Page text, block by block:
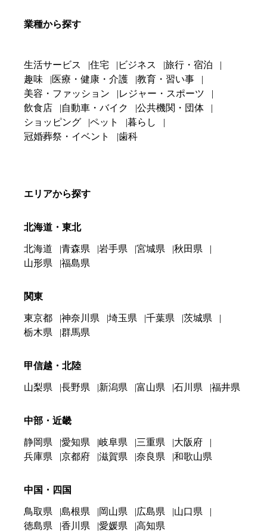
業種から探す
生活サービス 住宅 ビジネス
旅行・宿泊
趣味
医療・健康・介護
教育・習い事
美容・ファッション
レジャー・スポーツ
飲食店
自動車・バイク
公共機関・団体
ショッピング
ペット
暮らし
冠婚葬祭・イベント
歯科
エリアから探す
北海道・東北
北海道 青森県 岩手県 宮城県
秋田県
山形県
福島県
関東
東京都 神奈川県 埼玉県 千葉県
茨城県
栃木県
群馬県
甲信越・北陸
山梨県 長野県 新潟県 富山県 石川県 福井県
中部・近畿
静岡県 愛知県 岐阜県 三重県
大阪府
兵庫県
京都府 滋賀県 奈良県 和歌山県
中国・四国
鳥取県 島根県 岡山県 広島県
山口県
徳島県
香川県 愛媛県 高知県